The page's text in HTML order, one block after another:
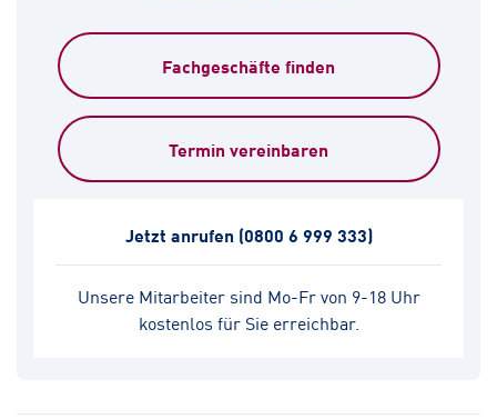
Fachgeschäfte finden
Termin vereinbaren
Unsere Mitarbeiter sind Mo-Fr von 9-18 Uhr
kostenlos für Sie erreichbar.
Jetzt anrufen (0800 6 999 333)